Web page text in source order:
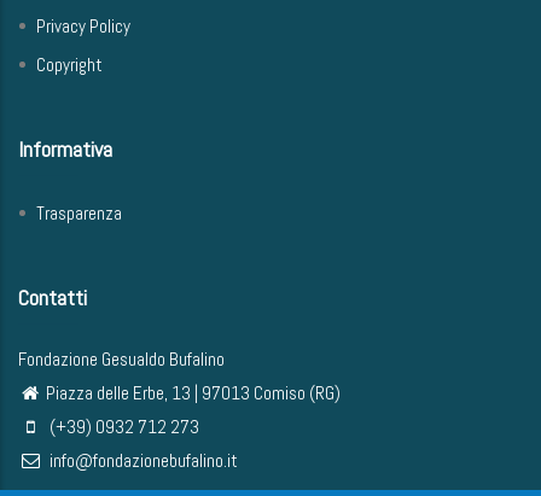
Privacy Policy
Copyright
Informativa
Trasparenza
Contatti
Fondazione Gesualdo Bufalino
Piazza delle Erbe, 13 | 97013 Comiso (RG)
(+39) 0932 712 273
info@fondazionebufalino.it